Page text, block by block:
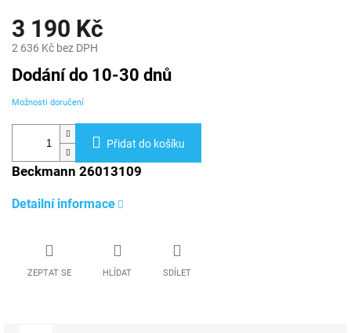
3 190 Kč
2 636 Kč bez DPH
Měrná
cena:
Dodání do 10-30 dnů
Možnosti doručení
Přidat do košíku
Beckmann 26013109
Detailní informace
ZEPTAT SE HLÍDAT SDÍLET